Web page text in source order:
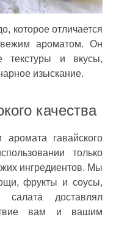
которое отличается
ароматом. Он
текстуры и вкусы,
изыскание.
качества
гавайского
только
ингредиентов. Мы
фрукты и соусы,
доставлял
вам и вашим